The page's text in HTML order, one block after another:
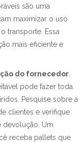
são uma
maximizar o uso
transporte. Essa
mais eficiente e
do fornecedor
pode fazer toda
Pesquise sobre a
clientes e verifique
devolução. Um
receba pallets que